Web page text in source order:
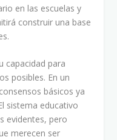
en las escuelas y
construir una base
capacidad para
posibles. En un
básicos ya
sistema educativo
evidentes, pero
merecen ser